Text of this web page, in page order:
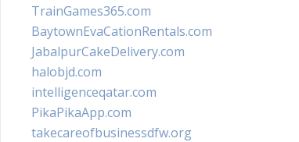
TrainGames365.com
BaytownEvaCationRentals.com
JabalpurCakeDelivery.com
halobjd.com
intelligenceqatar.com
PikaPikaApp.com
takecareofbusinessdfw.org